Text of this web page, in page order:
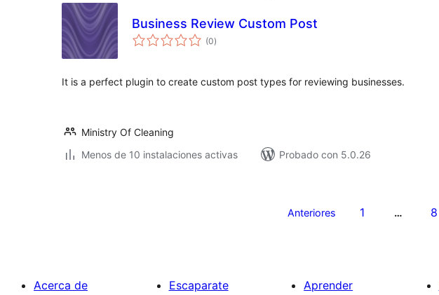
Business Review Custom Post
(0valoraciones
en
)
It is a perfect plugin to create custom post types for reviewing businesses.
Ministry Of Cleaning
Menos de 10 instalaciones activas
Probado con 5.0.26
Anteriores 1 … 8
Acerca de
Escaparate
Aprender